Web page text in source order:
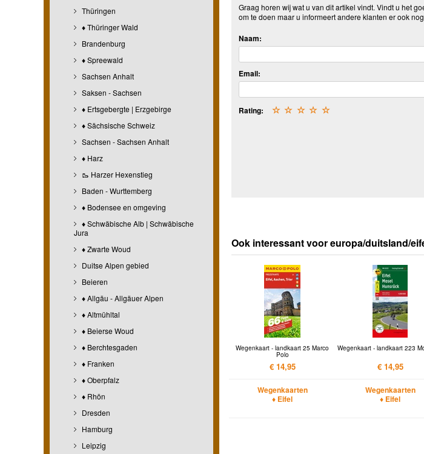
Thüringen
♦ Thüringer Wald
Brandenburg
♦ Spreewald
Sachsen Anhalt
Saksen - Sachsen
♦ Ertsgebergte | Erzgebirge
♦ Sächsische Schweiz
Sachsen - Sachsen Anhalt
♦ Harz
🥾 Harzer Hexenstieg
Baden - Wurttemberg
♦ Bodensee en omgeving
♦ Schwäbische Alb | Schwäbische
Jura
♦ Zwarte Woud
Duitse Alpen gebied
Beieren
♦ Allgäu - Allgäuer Alpen
♦ Altmühltal
♦ Beierse Woud
♦ Berchtesgaden
♦ Franken
♦ Oberpfalz
♦ Rhön
Dresden
Hamburg
Leipzig
Graag horen wij wat u van dit artikel vindt. Vindt u het
om te doen maar u informeert andere klanten er ook
Naam:
Email:
Rating: ☆
☆
☆
☆
☆
Ook interessant voor europa/duitsland/
Wegenkaart - landkaart 25 Marco
Polo
€ 14,95
Wegenkaarten
♦ Eifel
Wegenkaart - landkaart 223
€ 14,95
Wegenkaarten
♦ Eifel